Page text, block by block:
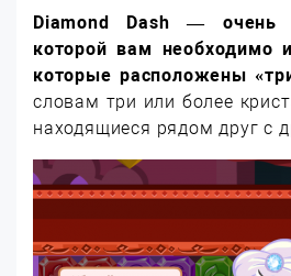
Diamond Dash — очень
которой вам необходимо
которые расположены
словам три или более
находящиеся рядом друг с